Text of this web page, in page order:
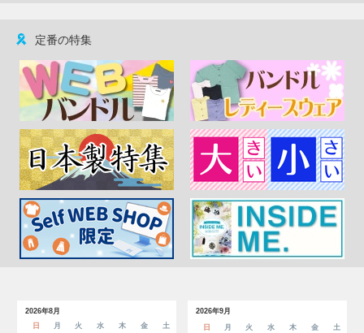
定番の特集
2026年8月
日
月 火 水 木 金
土
2026年9月
日
月 火 水 木 金
土